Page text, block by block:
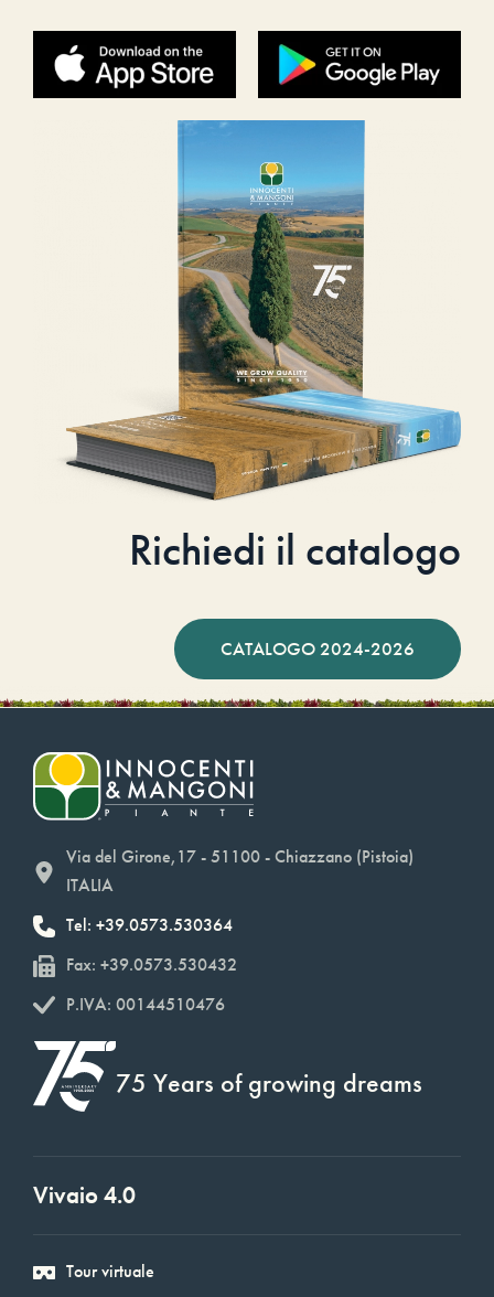
Richiedi il catalogo
CATALOGO 2024-2026
Via del Girone,17 - 51100 - Chiazzano (Pistoia)
ITALIA
Tel: +39.0573.530364
Fax: +39.0573.530432
P.IVA: 00144510476
75 Years of growing dreams
Vivaio 4.0
Tour virtuale